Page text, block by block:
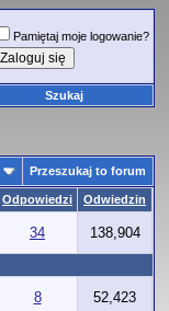
Pamiętaj moje logowanie?
Szukaj
Przeszukaj to forum
Odpowiedzi Odwiedzin
34 138,904
8 52,423